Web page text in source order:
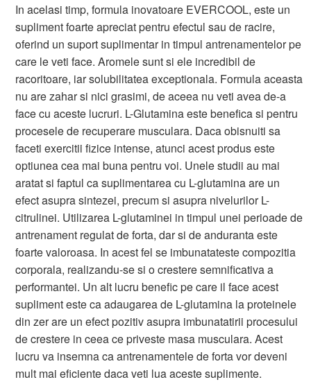
In acelasi timp, formula inovatoare EVERCOOL, este un
supliment foarte apreciat pentru efectul sau de racire,
oferind un suport suplimentar in timpul antrenamentelor pe
care le veti face. Aromele sunt si ele incredibil de
racoritoare, iar solubilitatea exceptionala. Formula aceasta
nu are zahar si nici grasimi, de aceea nu veti avea de-a
face cu aceste lucruri. L-Glutamina este benefica si pentru
procesele de recuperare musculara. Daca obisnuiti sa
faceti exercitii fizice intense, atunci acest produs este
optiunea cea mai buna pentru voi. Unele studii au mai
aratat si faptul ca suplimentarea cu L-glutamina are un
efect asupra sintezei, precum si asupra nivelurilor L-
citrulinei. Utilizarea L-glutaminei in timpul unei perioade de
antrenament regulat de forta, dar si de anduranta este
foarte valoroasa. In acest fel se imbunatateste compozitia
corporala, realizandu-se si o crestere semnificativa a
performantei. Un alt lucru benefic pe care il face acest
supliment este ca adaugarea de L-glutamina la proteinele
din zer are un efect pozitiv asupra imbunatatirii procesului
de crestere in ceea ce priveste masa musculara. Acest
lucru va insemna ca antrenamentele de forta vor deveni
mult mai eficiente daca veti lua aceste suplimente.